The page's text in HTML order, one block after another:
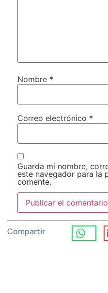
Nombre *
Correo electrónico *
Guarda mi nombre,
este navegador para la
comente.
Compartir